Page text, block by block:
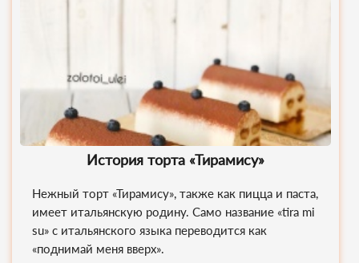
История торта «Тирамису»
Нежный торт «Тирамису», также как пицца и паста,
имеет итальянскую родину. Само название «tira mi
su» с итальянского языка переводится как
«поднимай меня вверх».